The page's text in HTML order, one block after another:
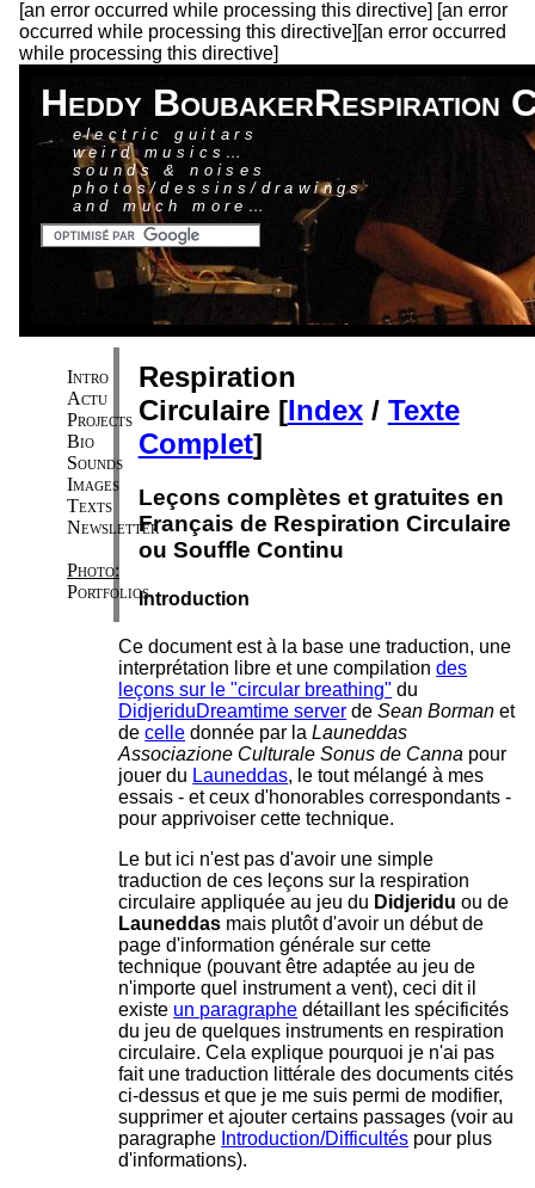
[an error occurred while processing this directive] [an error
occurred while processing this directive][an error occurred
while processing this directive]
Heddy BoubakerRespiration
electric guitars
weird musics…
sounds & noises
photos/dessins/drawings
and much more…
Intro
Actu
Projects
Bio
Sounds
Images
Texts
Newsletter
Photo:
Portfolios
Respiration
Circulaire [Index/ Texte
Complet]
Leçons complètes et gratuites en
Français de Respiration Circulaire
ou Souffle Continu
Introduction
Ce document est à la base une traduction, une
interprétation libre et une compilationdes
leçons sur le "circular breathing" du
DidjeriduDreamtime server deSean Borman et
decelle donnée par laLauneddas
Associazione Culturale Sonus de Canna pour
jouer du Launeddas, le tout mélangé à mes
essais ‐ et ceux d'honorables correspondants ‐
pour apprivoiser cette technique.
Le but ici n'est pas d'avoir une simple
traduction de ces leçons sur la respiration
circulaire appliquée au jeu du Didjeridu ou de
Launeddas mais plutôt d'avoir un début de
page d'information générale sur cette
technique (pouvant être adaptée au jeu de
n'importe quel instrument a vent), ceci dit il
existe un paragraphe détaillant les spécificités
du jeu de quelques instruments en respiration
circulaire. Cela explique pourquoi je n'ai pas
fait une traduction littérale des documents cités
ci-dessus et que je me suis permi de modifier,
supprimer et ajouter certains passages (voir au
paragraphe Introduction/Difficultés pour plus
d'informations).